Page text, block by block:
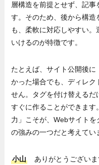
層構造を前提とせず、記
す。そのため、後から構
も、柔軟に対応しやすい
いけるのが特徴です。
たとえば、サイト公開後
かった場合でも、ディレク
せん。タグを付け替える
すぐに作ることができま
力」こそが、Webサイト
の強みの一つだと考えてい
小山 ありがとうございま